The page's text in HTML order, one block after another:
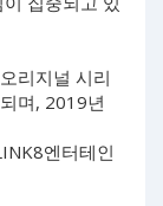
리지널 시리
며, 2019년
엔터테인